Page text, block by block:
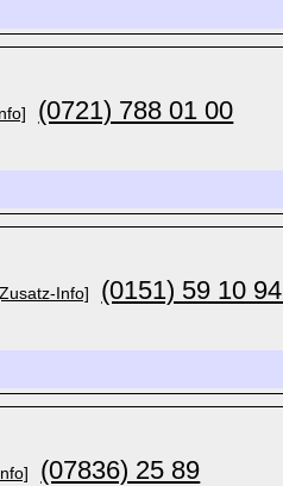
(0721) 788 01 00
Info] (0151) 59 10
(07836) 25 89